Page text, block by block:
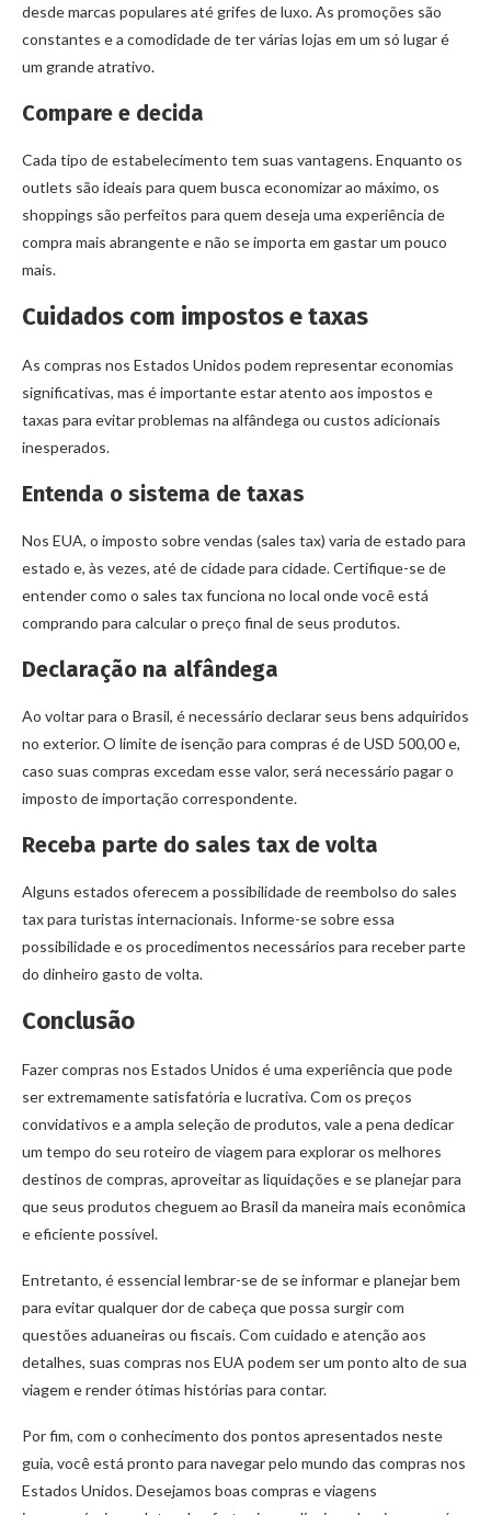
desde marcas populares até grifes de luxo. As promoções são
constantes e a comodidade de ter várias lojas em um só lugar é
um grande atrativo.
Compare e decida
Cada tipo de estabelecimento tem suas vantagens. Enquanto os
outlets são ideais para quem busca economizar ao máximo, os
shoppings são perfeitos para quem deseja uma experiência de
compra mais abrangente e não se importa em gastar um pouco
mais.
Cuidados com impostos e taxas
As compras nos Estados Unidos podem representar economias
significativas, mas é importante estar atento aos impostos e
taxas para evitar problemas na alfândega ou custos adicionais
inesperados.
Entenda o sistema de taxas
Nos EUA, o imposto sobre vendas (sales tax) varia de estado para
estado e, às vezes, até de cidade para cidade. Certifique-se de
entender como o sales tax funciona no local onde você está
comprando para calcular o preço final de seus produtos.
Declaração na alfândega
Ao voltar para o Brasil, é necessário declarar seus bens adquiridos
no exterior. O limite de isenção para compras é de USD 500,00 e,
caso suas compras excedam esse valor, será necessário pagar o
imposto de importação correspondente.
Receba parte do sales tax de volta
Alguns estados oferecem a possibilidade de reembolso do sales
tax para turistas internacionais. Informe-se sobre essa
possibilidade e os procedimentos necessários para receber parte
do dinheiro gasto de volta.
Conclusão
Fazer compras nos Estados Unidos é uma experiência que pode
ser extremamente satisfatória e lucrativa. Com os preços
convidativos e a ampla seleção de produtos, vale a pena dedicar
um tempo do seu roteiro de viagem para explorar os melhores
destinos de compras, aproveitar as liquidações e se planejar para
que seus produtos cheguem ao Brasil da maneira mais econômica
e eficiente possível.
Entretanto, é essencial lembrar-se de se informar e planejar bem
para evitar qualquer dor de cabeça que possa surgir com
questões aduaneiras ou fiscais. Com cuidado e atenção aos
detalhes, suas compras nos EUA podem ser um ponto alto de sua
viagem e render ótimas histórias para contar.
Por fim, com o conhecimento dos pontos apresentados neste
guia, você está pronto para navegar pelo mundo das compras nos
Estados Unidos. Desejamos boas compras e viagens